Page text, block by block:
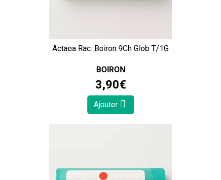
Actaea Rac. Boiron 9Ch Glob T/1G
BOIRON
3,90€
Ajouter